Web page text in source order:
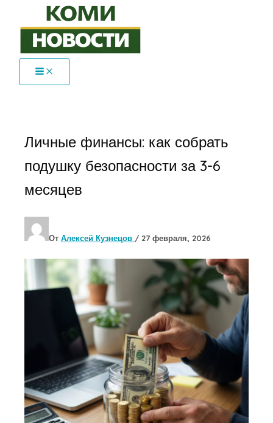
содержимому
Личные финансы: как собрать
подушку безопасности за 3-6
месяцев
От Алексей Кузнецов / 27 февраля, 2026